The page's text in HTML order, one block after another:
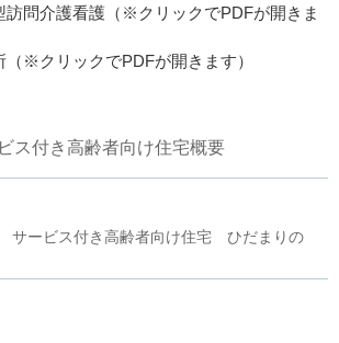
訪問介護看護（※クリックでPDFが開きま
（※クリックでPDFが開きます）
ス付き高齢者向け住宅概要
サービス付き高齢者向け住宅 ひだまりの